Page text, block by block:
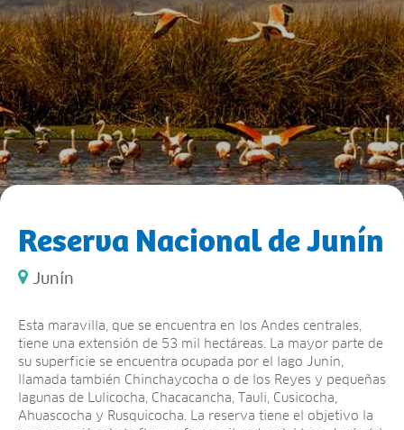
Reserva Nacional de Junín
Junín
Esta maravilla, que se encuentra en los Andes centrales,
tiene una extensión de 53 mil hectáreas. La mayor parte de
su superficie se encuentra ocupada por el lago Junín,
llamada también Chinchaycocha o de los Reyes y pequeñas
lagunas de Lulicocha, Chacacancha, Tauli, Cusicocha,
Ahuascocha y Rusquicocha. La reserva tiene el objetivo la